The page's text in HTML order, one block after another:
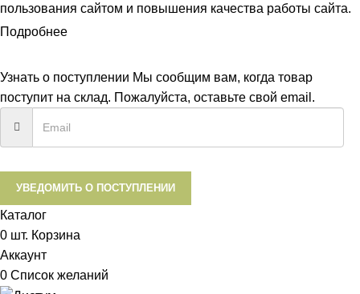
пользования сайтом и повышения качества работы сайта.
Подробнее
Узнать о поступлении Мы сообщим вам, когда товар
поступит на склад. Пожалуйста, оставьте свой email.
УВЕДОМИТЬ О ПОСТУПЛЕНИИ
Каталог
0 шт. Корзина
Аккаунт
0 Список желаний